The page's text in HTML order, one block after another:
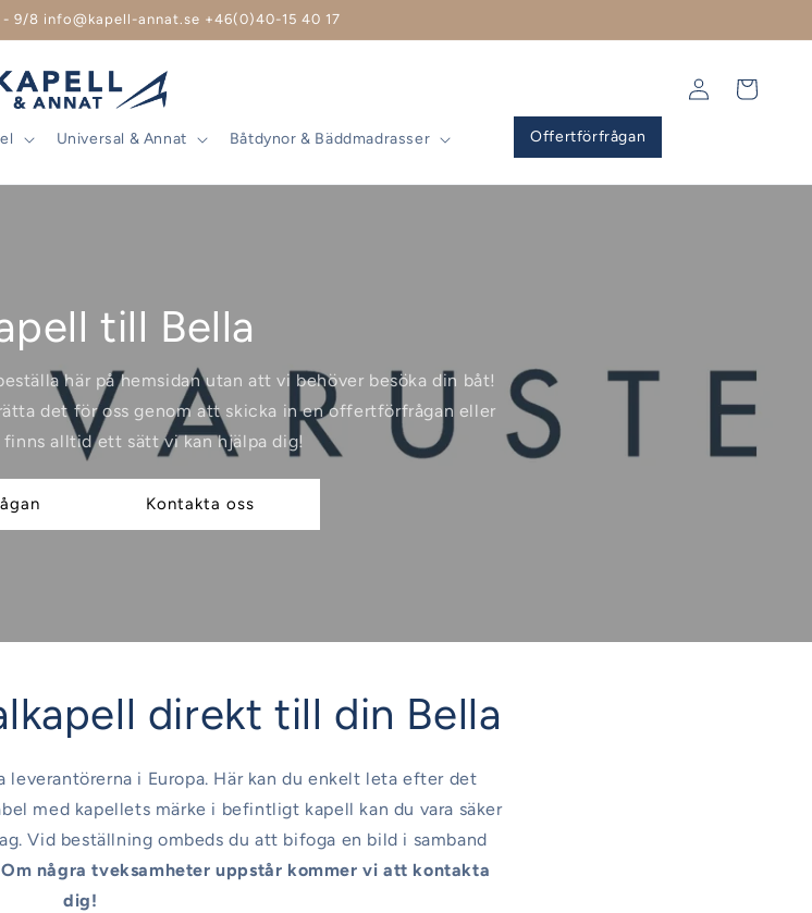
- 9/8 info@kapell-annat.se +46(0)40-15 40 17
Universal & Annat Båtdynor & Bäddmadrasser Offertförfrågan
Logga
Varukorg
till Bella
här på hemsidan utan att vi behöver besöka din båt!
det för oss genom att skicka in en offertförfrågan eller
finns alltid ett sätt vi kan hjälpa dig!
Kontakta oss
direkt till din Bella
leverantörerna i Europa. Här kan du enkelt leta efter det
med kapellets märke i befintligt kapell kan du vara säker
Vid beställning ombeds du att bifoga en bild i samband
Om några tveksamheter uppstår kommer vi att kontakta
dig!